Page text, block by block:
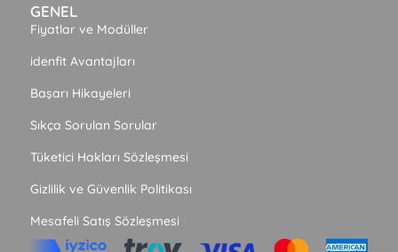
GENEL
Fiyatlar ve Modüller
idenfit Avantajları
Başarı Hikayeleri
Sıkça Sorulan Sorular
Tüketici Hakları Sözleşmesi
Gizlilik ve Güvenlik Politikası
Mesafeli Satış Sözleşmesi